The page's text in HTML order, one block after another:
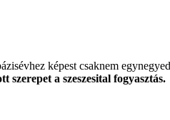
képest csaknem
szerepet a szeszesital fogyasztás.